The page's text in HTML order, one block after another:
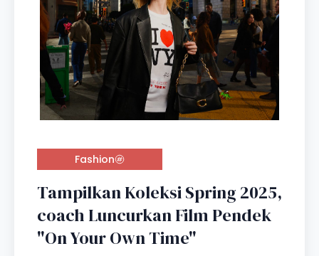
Fashion
Tampilkan Koleksi Spring 2025,
coach Luncurkan Film Pendek
"On Your Own Time"